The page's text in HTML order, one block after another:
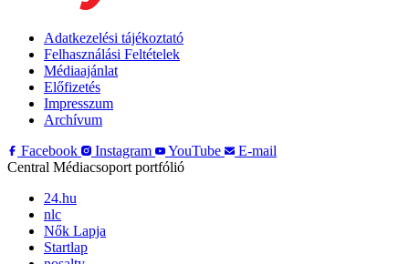
Adatkezelési tájékoztató
Felhasználási Feltételek
Médiaajánlat
Előfizetés
Impresszum
Archívum
Facebook
Instagram YouTube
E-mail
Central Médiacsoport portfólió
24.hu
nlc
Nők Lapja
Startlap